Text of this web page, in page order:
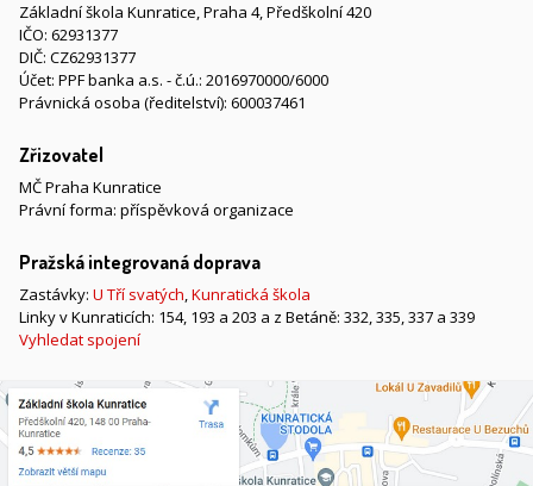
Základní škola Kunratice, Praha 4, Předškolní 420
IČO: 62931377
DIČ: CZ62931377
Účet: PPF banka a.s. - č.ú.: 2016970000/6000
Právnická osoba (ředitelství): 600037461
Zřizovatel
MČ Praha Kunratice
Právní forma: příspěvková organizace
Pražská integrovaná doprava
Zastávky: U Tří svatých,Kunratická škola
Linky v Kunraticích: 154, 193 a 203 a z Betáně: 332, 335, 337 a 339
Vyhledat spojení